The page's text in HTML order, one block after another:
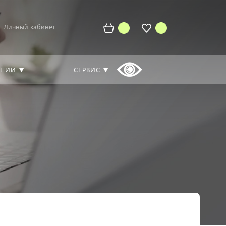
Личный кабинет
▼ СЕРВИС ▼